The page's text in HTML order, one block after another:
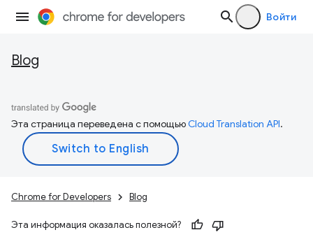
Войти
Blog
Эта страница переведена с помощьюCloud Translation API.
Chrome for Developers Blog
Эта информация оказалась полезной?